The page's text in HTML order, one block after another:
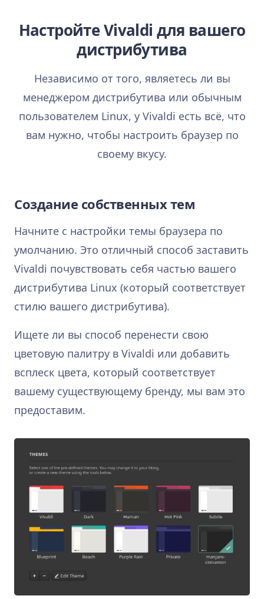
Настройте Vivaldi для вашего
дистрибутива
Независимо от того, являетесь ли вы
менеджером дистрибутива или обычным
пользователем Linux, у Vivaldi есть всё, что
вам нужно, чтобы настроить браузер по
своему вкусу.
Создание собственных тем
Начните с настройки темы браузера по
умолчанию. Это отличный способ заставить
Vivaldi почувствовать себя частью вашего
дистрибутива Linux (который соответствует
стилю вашего дистрибутива).
Ищете ли вы способ перенести свою
цветовую палитру в Vivaldi или добавить
всплеск цвета, который соответствует
вашему существующему бренду, мы вам это
предоставим.